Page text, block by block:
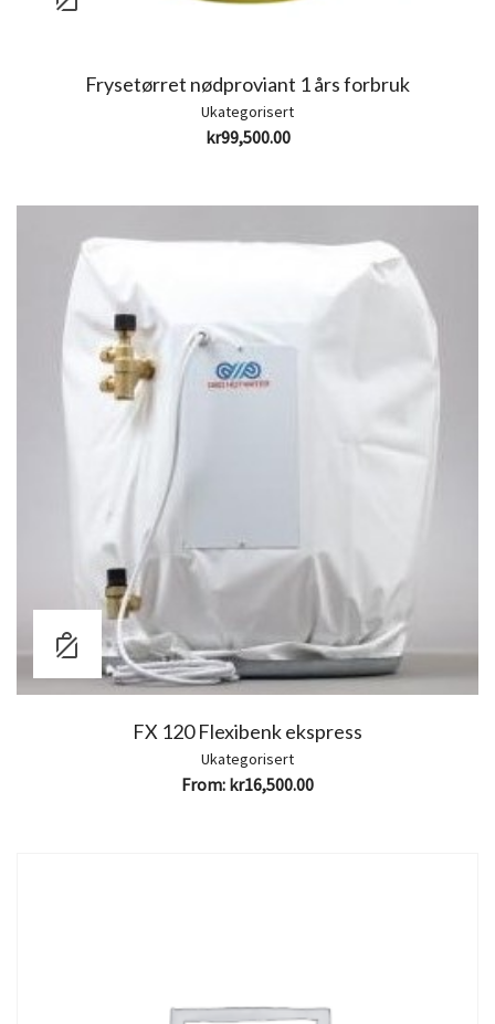
Frysetørret nødproviant 1 års forbruk
Ukategorisert
kr99,500.00
FX 120 Flexibenk ekspress
Ukategorisert
From: kr16,500.00